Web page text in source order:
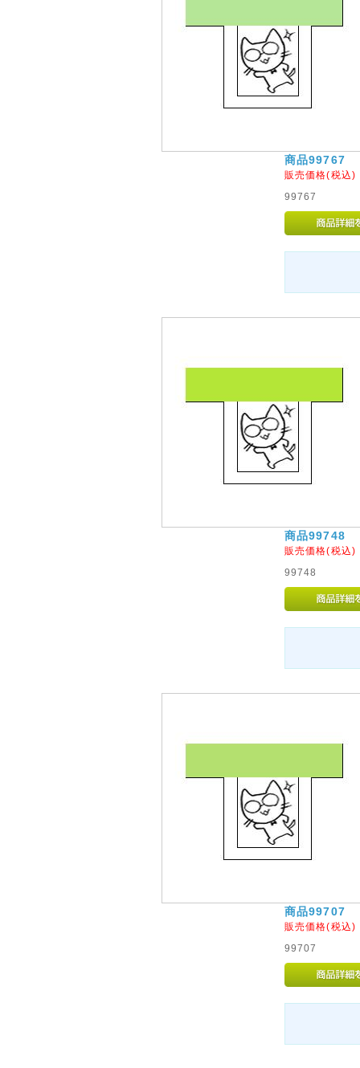
商品99767
販売価格(税込
99767
商品99748
販売価格(税込
99748
商品99707
販売価格(税込
99707